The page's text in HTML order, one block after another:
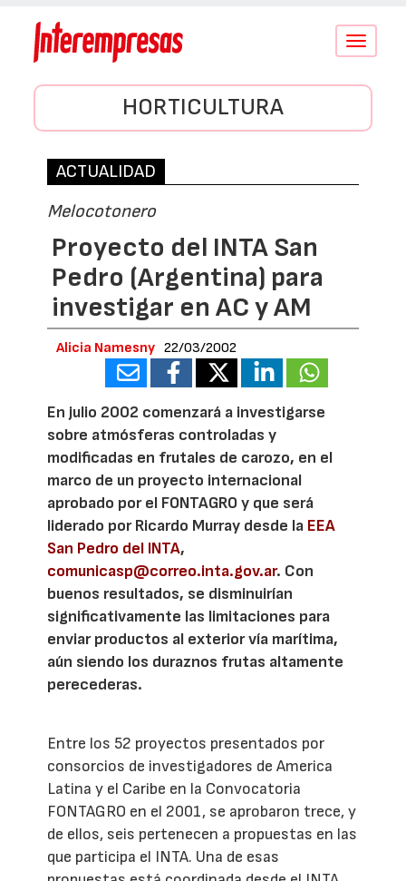
Conmutar
HORTICULTURA
ACTUALIDAD
Melocotonero
Proyecto del INTA San
Pedro (Argentina) para
investigar en AC y AM
Alicia Namesny 22/03/2002
En julio 2002 comenzará a investigarse
sobre atmósferas controladas y
modificadas en frutales de carozo, en el
marco de un proyecto internacional
aprobado por el FONTAGRO y que será
liderado por Ricardo Murray desde la EEA
San Pedro del INTA,
comunicasp@correo.inta.gov.ar. Con
buenos resultados, se disminuirían
significativamente las limitaciones para
enviar productos al exterior vía marítima,
aún siendo los duraznos frutas altamente
perecederas.
Entre los 52 proyectos presentados por
consorcios de investigadores de America
Latina y el Caribe en la Convocatoria
FONTAGRO en el 2001, se aprobaron trece, y
de ellos, seis pertenecen a propuestas en las
que participa el INTA. Una de esas